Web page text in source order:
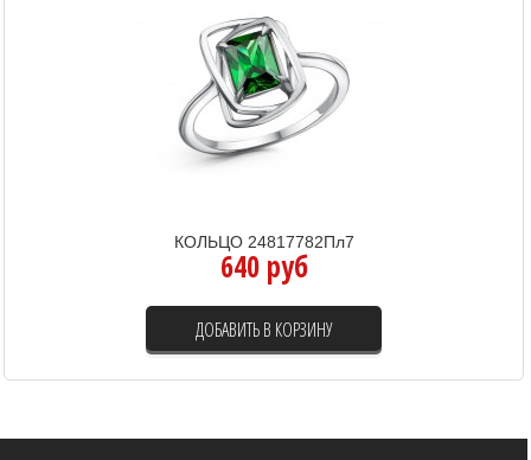
КОЛЬЦО 24817782Пл7
640 руб
ДОБАВИТЬ В КОРЗИНУ